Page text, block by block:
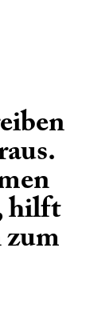
hilft
zum